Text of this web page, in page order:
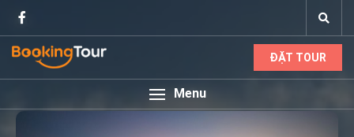
ĐẶT TOUR
Menu